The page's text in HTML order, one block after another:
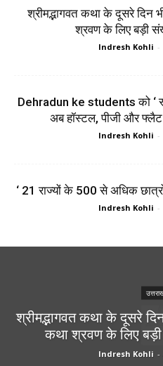
श्रीमद्भागवत कथा के दूसरे दिन
श्रवण के लिए बड़ी
Indresh Kohli -
Dehradun ke students को ‘
अब हॉस्टल, पीजी और
Indresh Kohli -
‘ 21 राज्यों के 500 से अधिक
Indresh Kohli -
श्रीमद्भागवत कथा के दूसरे
कथा श्रवण के लिए बड़ी
Indresh Kohli -